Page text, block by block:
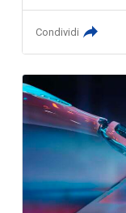
Condividi